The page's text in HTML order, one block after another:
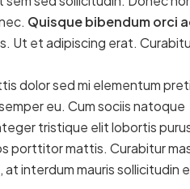
Quisque bibendum orci
Ut et adipiscing erat.
dolor sed mi elementum
eu. Cum sociis natoque
tristique elit lobortis
porttitor mattis. Curabitur
at interdum mauris sollicitudin